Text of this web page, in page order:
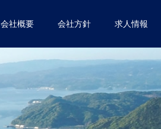
会社概要 会社方針 求人情報